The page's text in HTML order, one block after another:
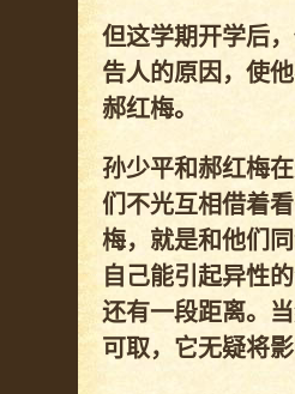
但这学期开学后
告人的原因，使
郝红梅。
孙少平和郝红梅
们不光互相借着
梅，就是和他们
自己能引起异性
还有一段距离。
可取，它无疑将